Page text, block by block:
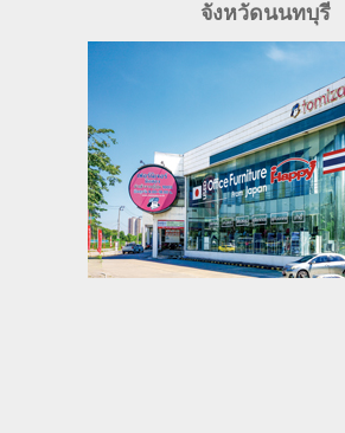
จังหวัดนนทบุรี